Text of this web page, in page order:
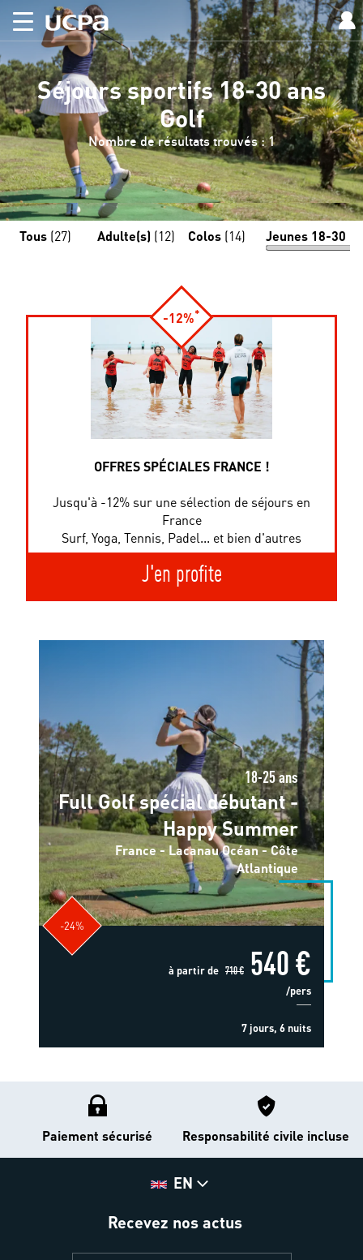
Séjours sportifs 18-30 ans
Golf
Nombre de résultats trouvés : 1
Tous (27) Adulte(s) (12) Colos (14) Jeunes 18-30
-12%*
OFFRES SPÉCIALES FRANCE !
Jusqu'à -12% sur une sélection de séjours en
France
Surf, Yoga, Tennis, Padel... et bien d'autres
J'en profite
18-25 ans
Full Golf spécial débutant -
Happy Summer
France - Lacanau Océan - Côte
Atlantique
-24%
à partir de 710 € 540 €
/pers
7 jours, 6 nuits
Paiement sécurisé Responsabilité civile incluse
EN
Recevez nos actus